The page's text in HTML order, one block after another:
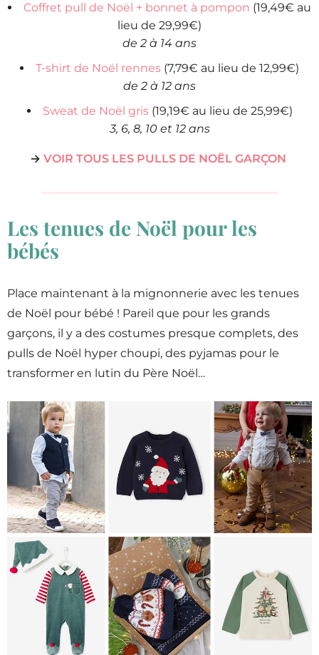
Coffret pull de Noël + bonnet à pompon (19,49€ au
lieu de 29,99€)
de 2 à 14 ans
T-shirt de Noël rennes (7,79€ au lieu de 12,99€)
de 2 à 12 ans
Sweat de Noël gris(19,19€ au lieu de 25,99€)
3, 6, 8, 10 et 12 ans
→ VOIR TOUS LES PULLS DE NOËL GARÇON
Les tenues de Noël pour les
bébés
Place maintenant à la mignonnerie avec les tenues
de Noël pour bébé ! Pareil que pour les grands
garçons, il y a des costumes presque complets, des
pulls de Noël hyper choupi, des pyjamas pour le
transformer en lutin du Père Noël…